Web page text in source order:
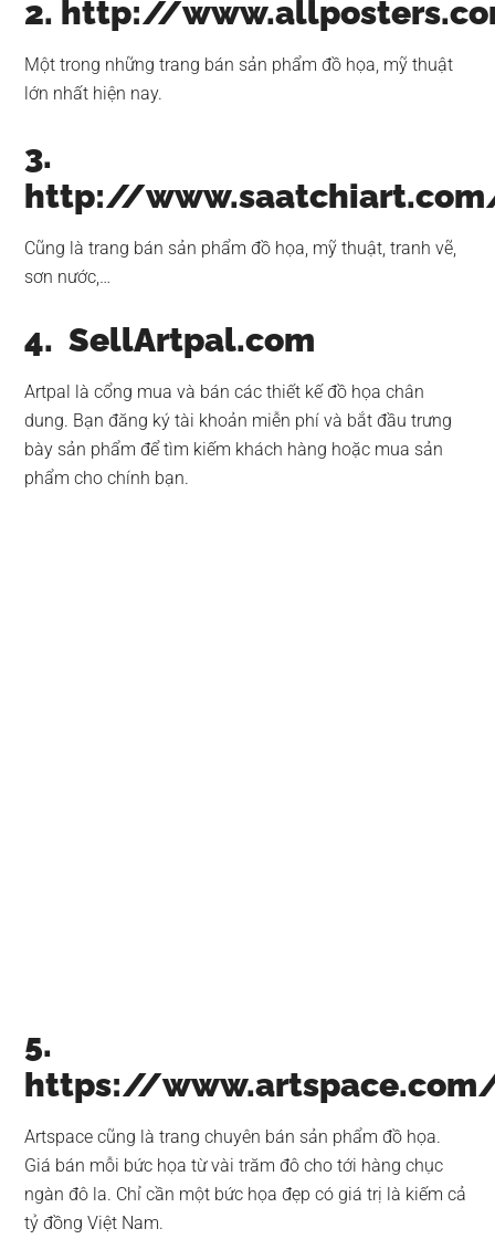
2. http://
Một trong những trang bán sản phẩm đồ họa, mỹ thuật
lớn nhất hiện nay.
3.
http://
Cũng là trang bán sản phẩm đồ họa, mỹ thuật, tranh vẽ,
sơn nước,…
4. SellArtpal.com
Artpal là cổng mua và bán các thiết kế đồ họa chân
dung. Bạn đăng ký tài khoản miễn phí và bắt đầu trưng
bày sản phẩm để tìm kiếm khách hàng hoặc mua sản
phẩm cho chính bạn.
5.
https://
Artspace cũng là trang chuyên bán sản phẩm đồ họa.
Giá bán mỗi bức họa từ vài trăm đô cho tới hàng chục
ngàn đô la. Chỉ cần một bức họa đẹp có giá trị là kiếm cả
tỷ đồng Việt Nam.